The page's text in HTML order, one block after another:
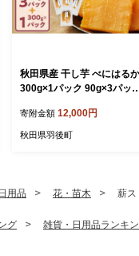
秋田県産 干し芋 べにはるか
300g×1パック 90g×3パッ
お菓子 スイーツ 砂糖不使用
おやつ 自然派 低温乾燥 し
寄附金額 12,000円
秋田県羽後町
用品 花・苗木 薪ス
グ 雑貨・日用品ランキ